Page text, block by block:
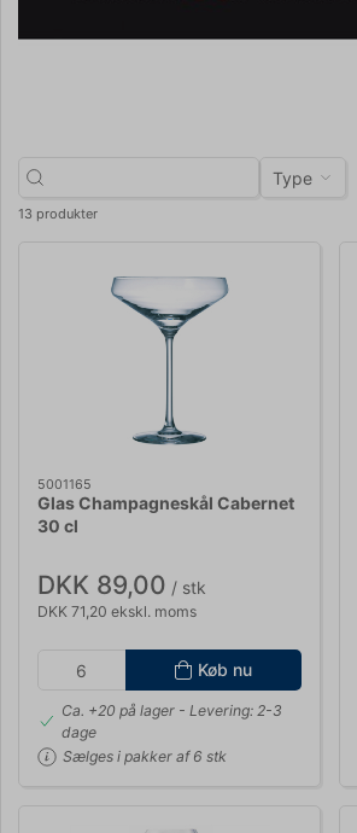
Type
13 produkter
5001165
Glas Champagneskål Cabernet
30 cl
DKK 89,00 / stk
DKK 71,20 ekskl. moms
Køb nu
Ca. +20 på lager- Levering: 2-3
dage
Sælges i pakker af 6 stk